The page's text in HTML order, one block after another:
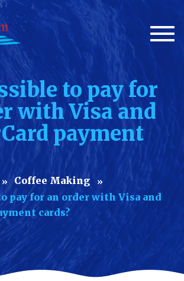
to pay for
with Visa and
payment
Coffee Making
pay for an order with Visa and
cards?